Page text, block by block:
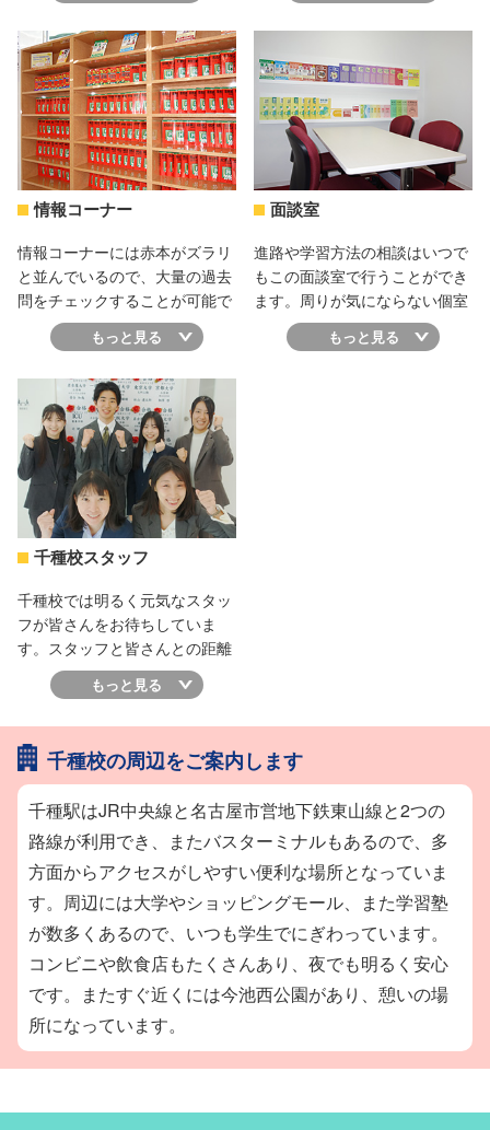
一体感があります。
情報コーナー
情報コーナーには赤本がズラリ
と並んでいるので、大量の過去
問をチェックすることが可能で
す。閲覧はもちろん、校舎内で
の貸し出しも行っています。
もっと見る
面談室
進路や学習方法の相談はいつで
もこの面談室で行うことができ
ます。周りが気にならない個室
なので、受験コンサルタントの
先生に何でも打ち明けてみまし
もっと見る
千種校スタッフ
千種校では明るく元気なスタッ
フが皆さんをお待ちしていま
す。スタッフと皆さんとの距離
も近いので、どんな些細なこと
でも気軽に相談しに来てくださ
力でサポートします！
もっと見る
千種校の周辺をご案内します
千種駅はJR中央線と名古屋市営地下鉄東山線と2つの
路線が利用でき、またバスターミナルもあるので、多
方面からアクセスがしやすい便利な場所となっていま
す。周辺には大学やショッピングモール、また学習塾
が数多くあるので、いつも学生でにぎわっています。
コンビニや飲食店もたくさんあり、夜でも明るく安心
です。またすぐ近くには今池西公園があり、憩いの場
所になっています。